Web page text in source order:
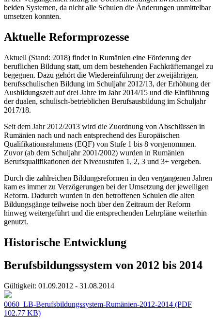
beiden Systemen, da nicht alle Schulen die Änderungen unmittelbar
umsetzen konnten.
Aktuelle Reformprozesse
Aktuell (Stand: 2018) findet in Rumänien eine Förderung der
beruflichen Bildung statt, um dem bestehenden Fachkräftemangel zu
begegnen. Dazu gehört die Wiedereinführung der zweijährigen,
berufsschulischen Bildung im Schuljahr 2012/13, der Erhöhung der
Ausbildungszeit auf drei Jahre im Jahr 2014/15 und die Einführung
der dualen, schulisch-betrieblichen Berufsausbildung im Schuljahr
2017/18.
Seit dem Jahr 2012/2013 wird die Zuordnung von Abschlüssen in
Rumänien nach und nach entsprechend des Europäischen
Qualifikationsrahmens (EQF) von Stufe 1 bis 8 vorgenommen.
Zuvor (ab dem Schuljahr 2001/2002) wurden in Rumänien
Berufsqualifikationen der Niveaustufen 1, 2, 3 und 3+ vergeben.
Durch die zahlreichen Bildungsreformen in den vergangenen Jahren
kam es immer zu Verzögerungen bei der Umsetzung der jeweiligen
Reform. Dadurch wurden in den betroffenen Schulen die alten
Bildungsgänge teilweise noch über den Zeitraum der Reform
hinweg weitergeführt und die entsprechenden Lehrpläne weiterhin
genutzt.
Historische Entwicklung
Berufsbildungssystem von 2012 bis 2014
Gültigkeit: 01.09.2012 - 31.08.2014
0060_LB-Berufsbildungssystem-Rumänien-2012-2014 (PDF
102.77 KB)